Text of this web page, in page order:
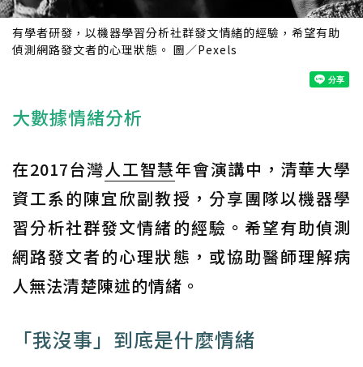
有學者研發，以機器學習分析社群發文情緒的經驗，希望有助
偵測網路發文者的心理狀態。 圖／Pexels
大數據情緒分析
在2017台灣人工智慧年會演講中，清華大學
資工系的陳宜欣副教授，分享團隊以機器學
習分析社群發文情緒的經驗。希望有助偵測
網路發文者的心理狀態，或協助醫師理解病
人無法清楚陳述的情緒。
「我沒事」到底是什麼情緒